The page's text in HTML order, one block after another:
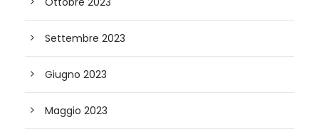
Settembre 2023
Giugno 2023
Maggio 2023